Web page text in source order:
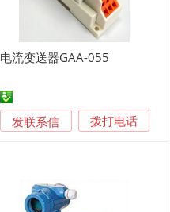
电流变送器GAA-055
发联系信 拨打电话